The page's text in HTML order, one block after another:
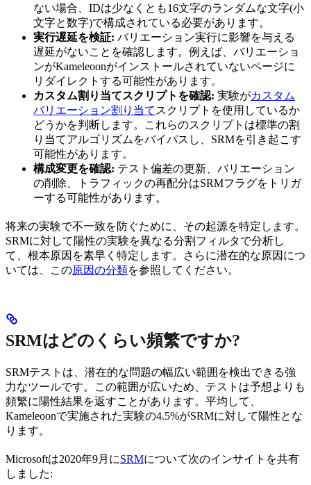
ない場合、IDは少なくとも16文字のランダムな文字(小
文字と数字)で構成されている必要があります。
実行遅延を検証: バリエーション実行に影響を与える
遅延がないことを確認します。例えば、バリエーショ
ンがKameleoonがインストールされていないページに
リダイレクトする可能性があります。
カスタム割り当てスクリプトを確認: 実験がカスタム
バリエーション割り当て スクリプトを使用しているか
どうかを判断します。これらのスクリプトは標準の割
り当てアルゴリズムをバイパスし、SRMを引き起こす
可能性があります。
構成変更を確認: テスト偏差の更新、バリエーション
の削除、トラフィックの再配分はSRMフラグをトリガ
ーする可能性があります。
将来の実験で不一致を防ぐために、その起源を特定します。
SRMに対して陽性の実験を異なる分割フィルタで分析し
て、根本原因を素早く特定します。さらに潜在的な原因につ
いては、この原因の分類を参照してください。
SRMはどのくらい頻繁ですか?
SRMテストは、潜在的な問題の幅広い範囲を検出できる強
力なツールです。この範囲が広いため、テストは予想よりも
頻繁に陽性結果を返すことがあります。平均して、
Kameleoonで実施された実験の4.5%がSRMに対して陽性とな
ります。
Microsoftは2020年9月にSRMについて次のインサイトを共有
しました: